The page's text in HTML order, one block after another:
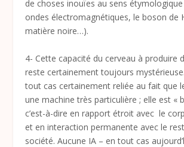
de choses inouïes au sens
ondes électromagnétiques, le boson de
matière noire…).
4- Cette capacité du cerveau à produire
reste certainement toujours
tout cas certainement reliée au fait que
une machine très particulière ; elle est «
c’est-à-dire en rapport étroit avec le
et en interaction permanente avec le
société. Aucune IA – en tout cas